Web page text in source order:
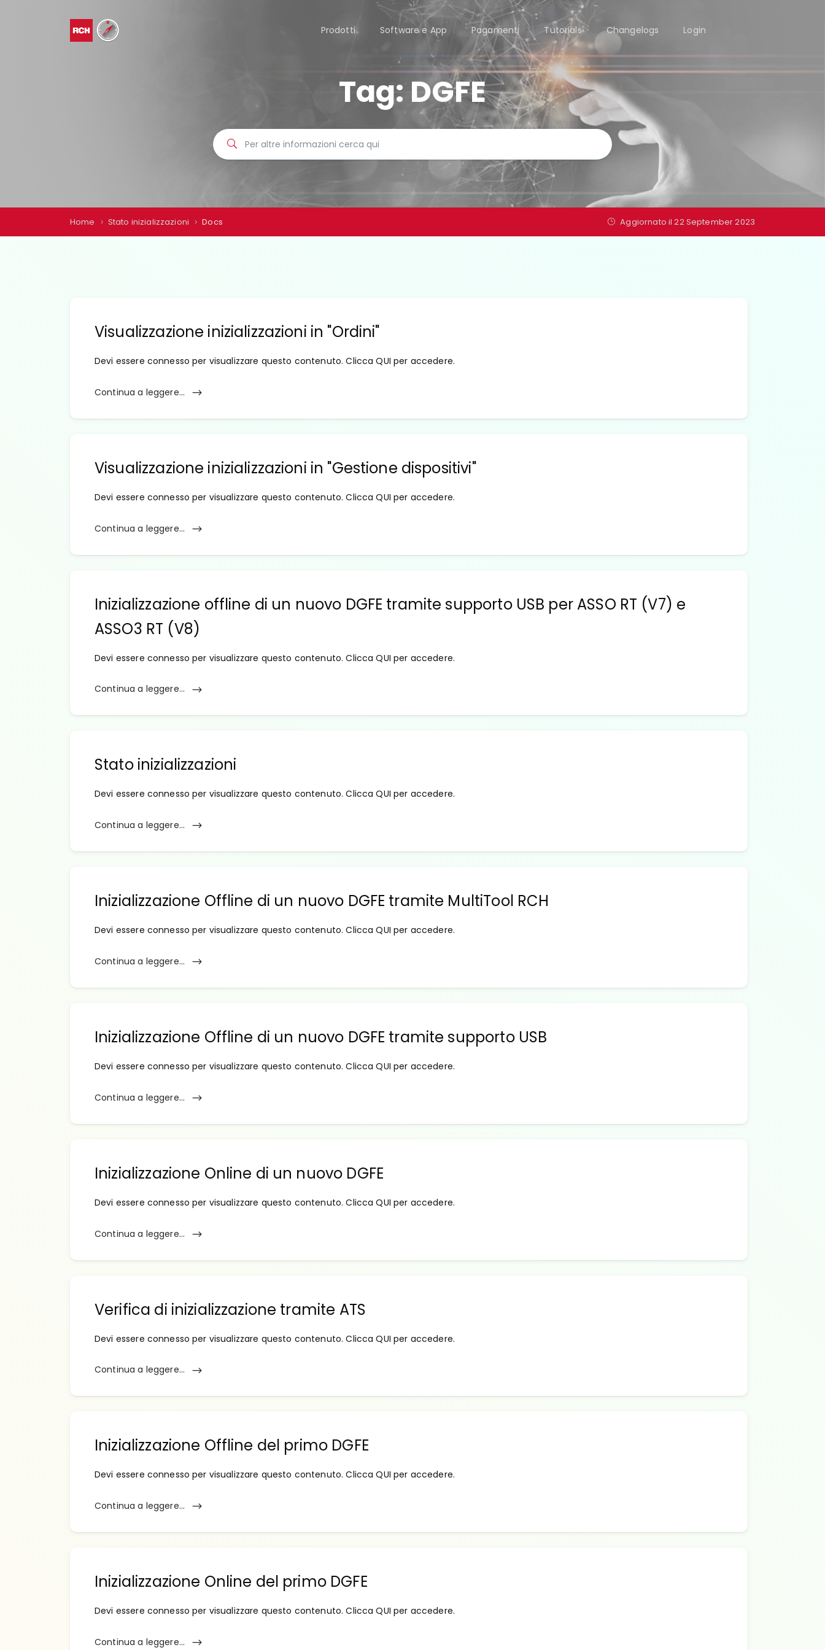
Prodotti Software e App Pagamenti Tutorials Changelogs Login
Tag: DGFE
Home Stato inizializzazioni Docs Aggiornato il 22 September 2023
Visualizzazione inizializzazioni in "Ordini"
Devi essere connesso per visualizzare questo contenuto. Clicca QUI per accedere.
Continua a leggere...
Visualizzazione inizializzazioni in "Gestione dispositivi"
Devi essere connesso per visualizzare questo contenuto. Clicca QUI per accedere.
Continua a leggere...
Inizializzazione offline di un nuovo DGFE tramite supporto USB per ASSO RT (V7) e
ASSO3 RT (V8)
Devi essere connesso per visualizzare questo contenuto. Clicca QUI per accedere.
Continua a leggere...
Stato inizializzazioni
Devi essere connesso per visualizzare questo contenuto. Clicca QUI per accedere.
Continua a leggere...
Inizializzazione Offline di un nuovo DGFE tramite MultiTool RCH
Devi essere connesso per visualizzare questo contenuto. Clicca QUI per accedere.
Continua a leggere...
Inizializzazione Offline di un nuovo DGFE tramite supporto USB
Devi essere connesso per visualizzare questo contenuto. Clicca QUI per accedere.
Continua a leggere...
Inizializzazione Online di un nuovo DGFE
Devi essere connesso per visualizzare questo contenuto. Clicca QUI per accedere.
Continua a leggere...
Verifica di inizializzazione tramite ATS
Devi essere connesso per visualizzare questo contenuto. Clicca QUI per accedere.
Continua a leggere...
Inizializzazione Offline del primo DGFE
Devi essere connesso per visualizzare questo contenuto. Clicca QUI per accedere.
Continua a leggere...
Inizializzazione Online del primo DGFE
Devi essere connesso per visualizzare questo contenuto. Clicca QUI per accedere.
Continua a leggere...